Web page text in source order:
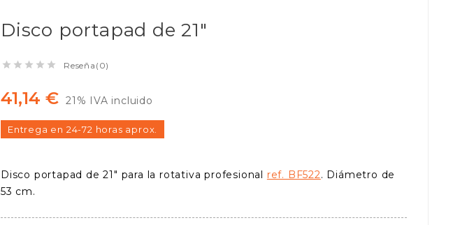
Disco portapad de 21"
     Reseña(0)
41,14 € 21% IVA incluido
Entrega en 24-72 horas aprox.
Disco portapad de 21" para la rotativa profesional ref. BF522. Diámetro de
53 cm.